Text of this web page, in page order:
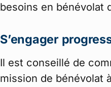
besoins en bénévolat
S’engager
Il est conseillé de
mission de bénévolat